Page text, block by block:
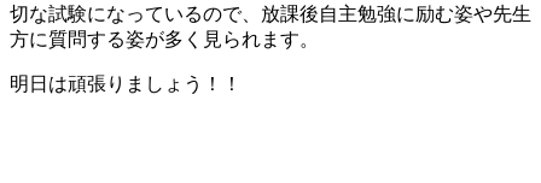
切な試験になっているので、放課後自主勉強に励む姿や先生
方に質問する姿が多く見られます。
明日は頑張りましょう！！